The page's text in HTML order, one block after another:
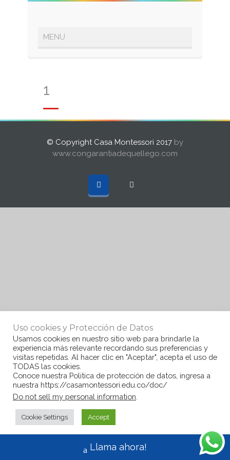
1
© Copyright Casa Montessori 2017 by
www.congarantiadequellego.com
Uso cookies y Protección de Datos
Usamos cookies en nuestro sitio web para brindarle la
experiencia más relevante recordando sus preferencias y
visitas repetidas. Al hacer clic en "Aceptar", acepta el uso de
TODAS las cookies.
Conoce nuestra Politica de protección de datos, ingresa a
nuestra https://casamontessori.edu.co/doc/
Do not sell my personal information
Cookie Settings Accept
Llama ahora!